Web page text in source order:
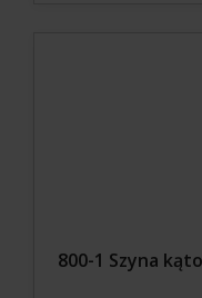
800-1 Szyna